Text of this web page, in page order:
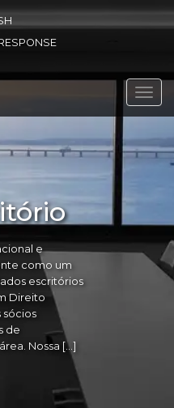
e
como um
escritórios
Direito
sócios
de
Nossa […]